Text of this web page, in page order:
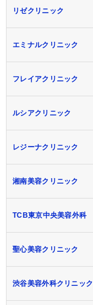
リゼクリニック
エミナルクリニック
フレイアクリニック
ルシアクリニック
レジーナクリニック
湘南美容クリニック
TCB東京中央美容外科
聖心美容クリニック
渋谷美容外科クリニック